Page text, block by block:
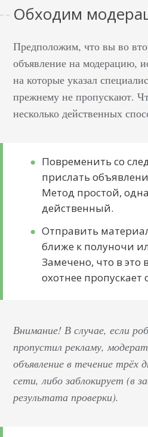
Обходим
Предположим, что вы во
объявление на модерацию,
на которые указал
прежнему не пропускают.
несколько действенных
Повременить со
прислать
Метод простой,
действенный.
Отправить
ближе к полуночи
Замечено, что в это
охотнее пропускает
Внимание! В случае, если
пропустил рекламу,
объявление в течение трёх
сети, либо заблокирует (в
результата проверки).